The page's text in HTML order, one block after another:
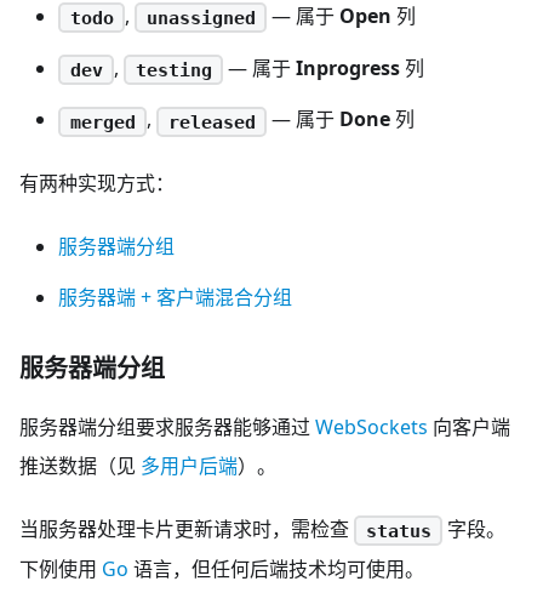
todo , unassigned — 属于 Open 列
dev , testing — 属于Inprogress 列
merged , released — 属于 Done 列
有两种实现方式：
服务器端分组
服务器端 + 客户端混合分组
服务器端分组
服务器端分组要求服务器能够通过 WebSockets 向客户端
推送数据（见 多用户后端）。
当服务器处理卡片更新请求时，需检查 status
字段。
下例使用 Go 语言，但任何后端技术均可使用。